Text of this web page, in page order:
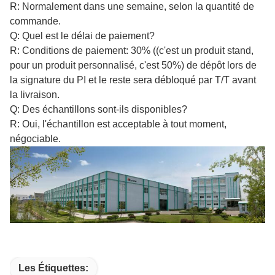
R: Normalement dans une semaine, selon la quantité de
commande.
Q: Quel est le délai de paiement?
R: Conditions de paiement: 30% ((c'est un produit stand,
pour un produit personnalisé, c'est 50%) de dépôt lors de
la signature du PI et le reste sera débloqué par T/T avant
la livraison.
Q: Des échantillons sont-ils disponibles?
R: Oui, l'échantillon est acceptable à tout moment,
négociable.
Les Étiquettes: